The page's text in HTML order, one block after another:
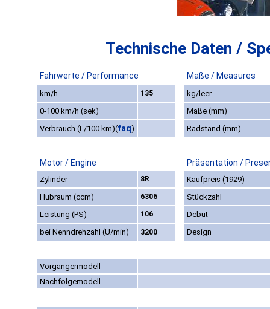
Technische Daten /
Fahrwerte / Performance Maße / Measures
km/h 135
kg/leer
0-100 km/h (sek)
Maße (mm)
Verbrauch (L/100 km)(faq) Radstand (mm)
Motor / Engine Präsentation /
Zylinder 8R
Kaufpreis (1929)
Hubraum (ccm)
6306
Stückzahl
Leistung (PS)
106
Debüt
bei Nenndrehzahl (U/min)
3200 Design
Vorgängermodell
Nachfolgemodell